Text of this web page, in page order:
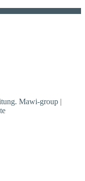
Mawi-group |